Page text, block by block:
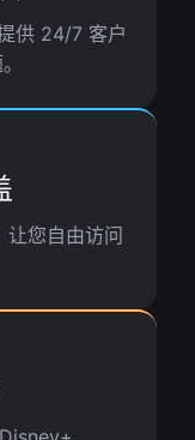
供 24/7 客户
您自由访问